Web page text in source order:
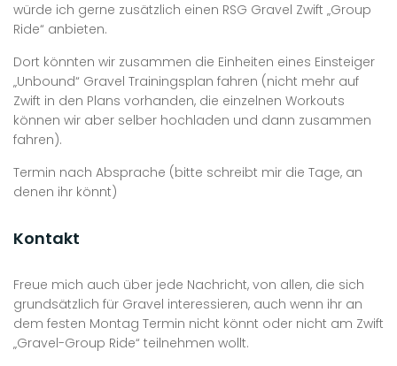
würde ich gerne zusätzlich einen RSG Gravel Zwift „Group
Ride“ anbieten.
Dort könnten wir zusammen die Einheiten eines Einsteiger
„Unbound“ Gravel Trainingsplan fahren (nicht mehr auf
Zwift in den Plans vorhanden, die einzelnen Workouts
können wir aber selber hochladen und dann zusammen
fahren).
Termin nach Absprache (bitte schreibt mir die Tage, an
denen ihr könnt)
Kontakt
Freue mich auch über jede Nachricht, von allen, die sich
grundsätzlich für Gravel interessieren, auch wenn ihr an
dem festen Montag Termin nicht könnt oder nicht am Zwift
„Gravel-Group Ride“ teilnehmen wollt.